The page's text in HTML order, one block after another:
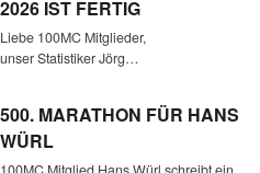
2026 IST FERTIG
Liebe 100MC Mitglieder,
unser Statistiker Jörg…
500. MARATHON FÜR HANS
WÜRL